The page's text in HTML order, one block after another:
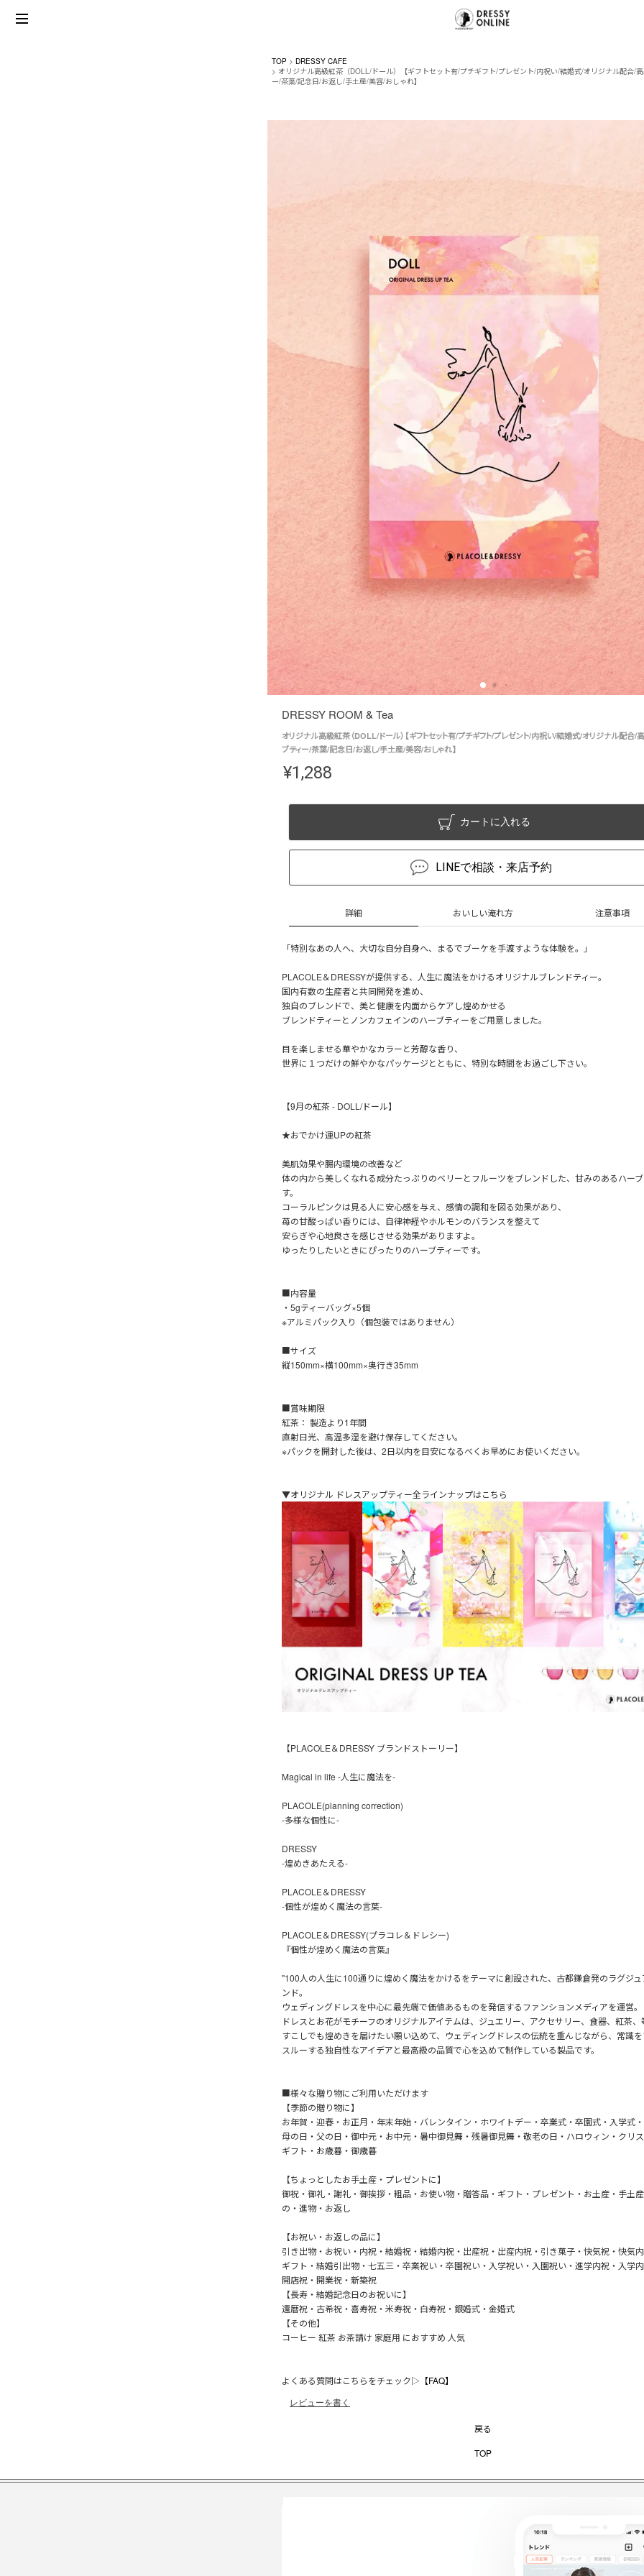
TOP
DRESSY CAFE
オリジナル高級紅茶（DOLL/ドール）【ギフトセット有/プチギフト/プレゼント/内祝い/結婚式/オリジナル配合/
ー/茶葉/記念日/お返し/手土産/美容/おしゃれ】
DRESSY ROOM & Tea
オリジナル高級紅茶（DOLL/ドール）【ギフトセット有/プチギフト/プレゼント/内祝い/結婚式/オリジナル配合/
ブティー/茶葉/記念日/お返し/手土産/美容/おしゃれ】
¥1,288
カートに入れる
LINEで相談・来店予約
詳細 おいしい淹れ方 注意事項
「特別なあの人へ、大切な自分自身へ、まるでブーケを手渡すような体験を。」
PLACOLE＆DRESSYが提供する、人生に魔法をかけるオリジナルブレンドティー。
国内有数の生産者と共同開発を進め、
独自のブレンドで、美と健康を内面からケアし煌めかせる
ブレンドティーとノンカフェインのハーブティーをご用意しました。
目を楽しませる華やかなカラーと芳醇な香り、
世界に１つだけの鮮やかなパッケージとともに、特別な時間をお過ごし下さい。
【9月の紅茶 - DOLL/ドール】
★おでかけ運UPの紅茶
美肌効果や腸内環境の改善など
体の内から美しくなれる成分たっぷりのベリーとフルーツをブレンドした、甘みのあるハー
す。
コーラルピンクは見る人に安心感を与え、感情の調和を図る効果があり、
苺の甘酸っぱい香りには、自律神経やホルモンのバランスを整えて
安らぎや心地良さを感じさせる効果がありますよ。
ゆったりしたいときにぴったりのハーブティーです。
■内容量
・5gティーバッグ×5個
※アルミパック入り（個包装ではありません）
■サイズ
縦150mm×横100mm×奥行き35mm
■賞味期限
紅茶： 製造より1年間
直射日光、高温多湿を避け保存してください。
※パックを開封した後は、2日以内を目安になるべくお早めにお使いください。
▼オリジナル ドレスアップティー全ラインナップはこちら
【PLACOLE＆DRESSY ブランドストーリー】
Magical in life -人生に魔法を-
PLACOLE(planning correction)
-多様な個性に-
DRESSY
-煌めきあたえる-
PLACOLE＆DRESSY
-個性が煌めく魔法の言葉-
PLACOLE＆DRESSY(プラコレ＆ドレシー)
『個性が煌めく魔法の言葉』
"100人の人生に100通りに煌めく魔法をかけるをテーマに創設された、古都鎌倉発のラグジュ
ンド。
ウェディングドレスを中心に最先端で価値あるものを発信するファンションメディアを運営。
ドレスとお花がモチーフのオリジナルアイテムは、ジュエリー、アクセサリー、食器、紅茶
すこしでも煌めきを届けたい願い込めて、ウェディングドレスの伝統を重んじながら、常識
スルーする独自性なアイデアと最高級の品質で心を込めて制作している製品です。
■様々な贈り物にご利用いただけます
【季節の贈り物に】
お年賀・迎春・お正月・年末年始・バレンタイン・ホワイトデー・卒業式・卒園式・入学式
母の日・父の日・御中元・お中元・暑中御見舞・残暑御見舞・敬老の日・ハロウィン・クリ
ギフト・お歳暮・御歳暮
【ちょっとしたお手土産・プレゼントに】
御祝・御礼・謝礼・御挨拶・粗品・お使い物・贈答品・ギフト・プレゼント・お土産・手土
の・進物・お返し
【お祝い・お返しの品に】
引き出物・お祝い・内祝・結婚祝・結婚内祝・出産祝・出産内祝・引き菓子・快気祝・快気
ギフト・結婚引出物・七五三・卒業祝い・卒園祝い・入学祝い・入園祝い・進学内祝・入学
開店祝・開業祝・新築祝
【長寿・結婚記念日のお祝いに】
還暦祝・古希祝・喜寿祝・米寿祝・白寿祝・銀婚式・金婚式
【その他】
コーヒー 紅茶 お茶請け 家庭用 におすすめ 人気
よくある質問はこちらをチェック▷ 【FAQ】
レビューを書く
戻る
TOP